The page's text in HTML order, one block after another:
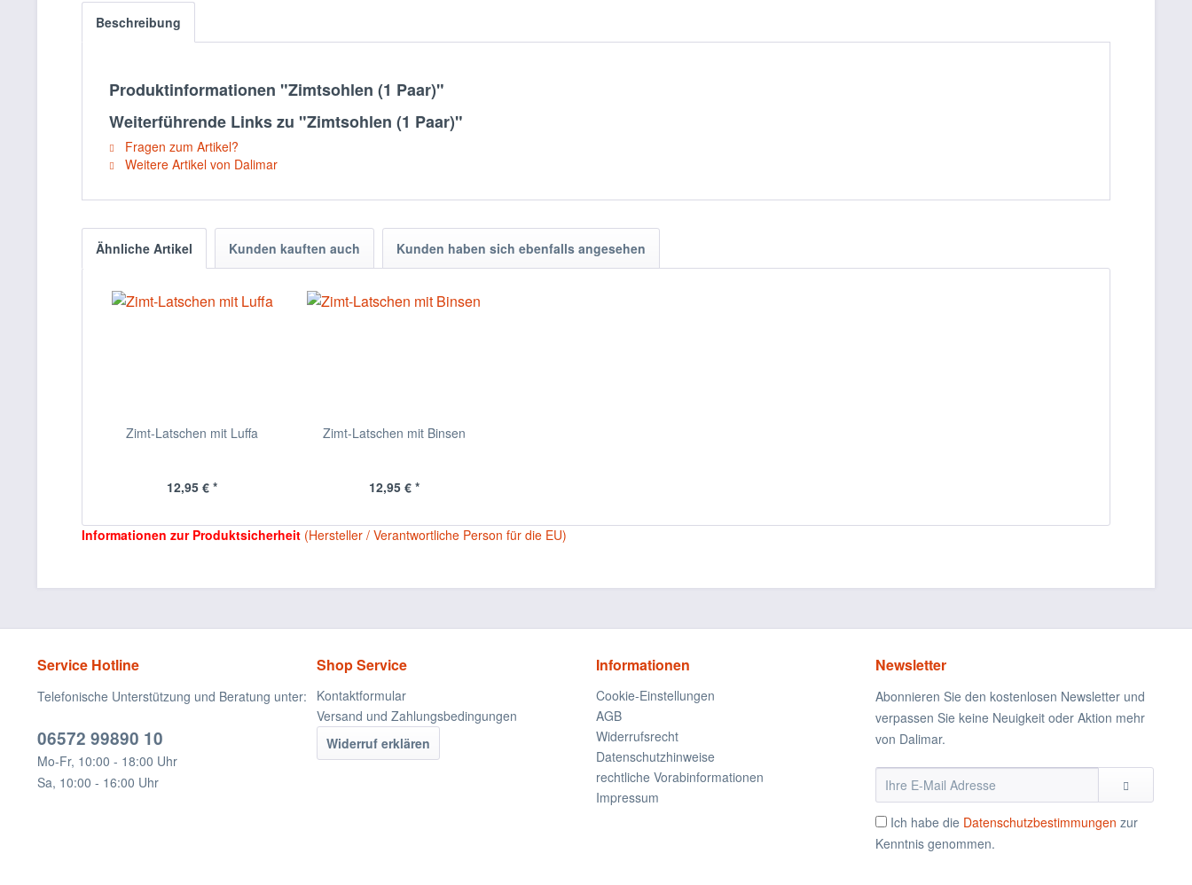
Beschreibung
Produktinformationen "Zimtsohlen (1 Paar)"
Weiterführende Links zu "Zimtsohlen (1 Paar)"
Fragen zum Artikel?
Weitere Artikel von Dalimar
Ähnliche Artikel Kunden kauften auch Kunden haben sich ebenfalls angesehen
Zimt-Latschen mit Luffa
12,95 € *
Zimt-Latschen mit Binsen
12,95 € *
Informationen zur Produktsicherheit (Hersteller / Verantwortliche Person für die EU)
Service Hotline
Telefonische Unterstützung und Beratung unter:
06572 99890 10
Mo-Fr, 10:00 - 18:00 Uhr
Sa, 10:00 - 16:00 Uhr
Shop Service
Kontaktformular
Versand und Zahlungsbedingungen
Widerruf erklären
Informationen
Cookie-Einstellungen
AGB
Widerrufsrecht
Datenschutzhinweise
rechtliche Vorabinformationen
Impressum
Newsletter
Abonnieren Sie den kostenlosen Newsletter und
verpassen Sie keine Neuigkeit oder Aktion mehr
von Dalimar.
Ich habe die Datenschutzbestimmungen zur
Kenntnis genommen.